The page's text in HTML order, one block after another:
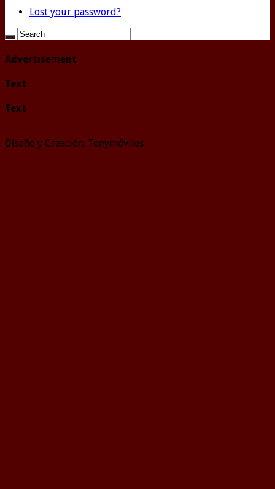
Lost your password?
Advertisement
Text
Text
Diseño y Creación: Tonymóviles